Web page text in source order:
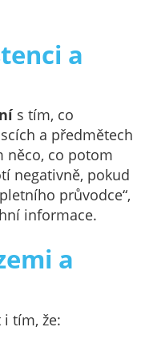
a
s tím, co
a předmětech
něco, co potom
negativně, pokud
průvodce“,
informace.
a
tím, že: